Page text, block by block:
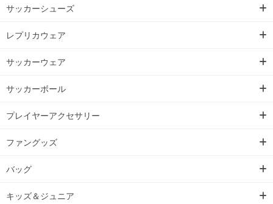
サッカーシューズ
レプリカウェア
サッカーウェア
サッカーボール
プレイヤーアクセサリー
ファングッズ
バッグ
キッズ＆ジュニア